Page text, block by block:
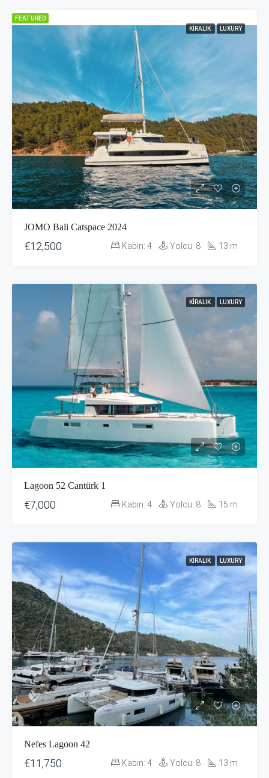
FEATURED
KIRALIK
LUXURY
JOMO Bali Catspace 2024
€12,500 Kabin: 4 Yolcu: 8 13 m
KIRALIK LUXURY
Lagoon 52 Cantürk 1
€7,000 Kabin: 4 Yolcu: 8 15 m
KIRALIK LUXURY
Nefes Lagoon 42
€11,750 Kabin: 4 Yolcu: 8 13 m